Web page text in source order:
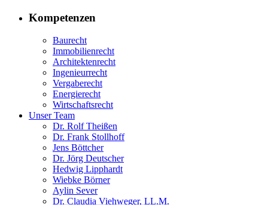
Kompetenzen
Baurecht
Immobilienrecht
Architektenrecht
Ingenieurrecht
Vergaberecht
Energierecht
Wirtschaftsrecht
Unser Team
Dr. Rolf Theißen
Dr. Frank Stollhoff
Jens Böttcher
Dr. Jörg Deutscher
Hedwig Lipphardt
Wiebke Börner
Aylin Sever
Dr. Claudia Viehweger, LL.M.